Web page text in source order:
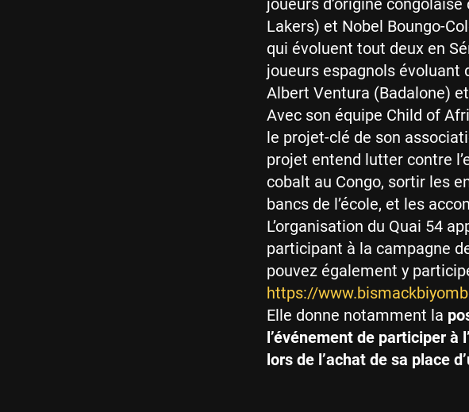
joueurs d’origine
Lakers) et Nobel Boungo-
qui évoluent tout deux en
joueurs espagnols évoluant
Albert Ventura (Badalone)
Avec son équipe Child of
le projet-clé de son
projet entend lutter contre
cobalt au Congo, sortir les
bancs de l’école, et les
L’organisation du Quai 54
participant à la campagne
pouvez également y
https://
Elle donne notamment la
l’événement de participer à
lors de l’achat de sa place